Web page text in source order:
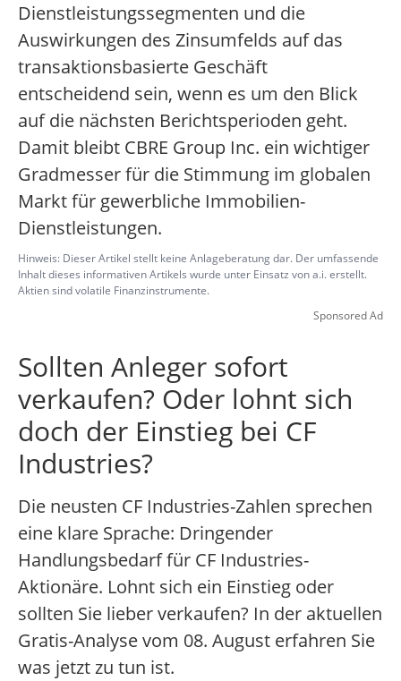
Dienstleistungssegmenten und die
Auswirkungen des Zinsumfelds auf das
transaktionsbasierte Geschäft
entscheidend sein, wenn es um den Blick
auf die nächsten Berichtsperioden geht.
Damit bleibt CBRE Group Inc. ein wichtiger
Gradmesser für die Stimmung im globalen
Markt für gewerbliche Immobilien-
Dienstleistungen.
Hinweis: Dieser Artikel stellt keine Anlageberatung dar. Der umfassende
Inhalt dieses informativen Artikels wurde unter Einsatz von a.i. erstellt.
Aktien sind volatile Finanzinstrumente.
Sponsored Ad
Sollten Anleger sofort
verkaufen? Oder lohnt sich
doch der Einstieg bei CF
Industries?
Die neusten CF Industries-Zahlen sprechen
eine klare Sprache: Dringender
Handlungsbedarf für CF Industries-
Aktionäre. Lohnt sich ein Einstieg oder
sollten Sie lieber verkaufen? In der aktuellen
Gratis-Analyse vom 08. August erfahren Sie
was jetzt zu tun ist.